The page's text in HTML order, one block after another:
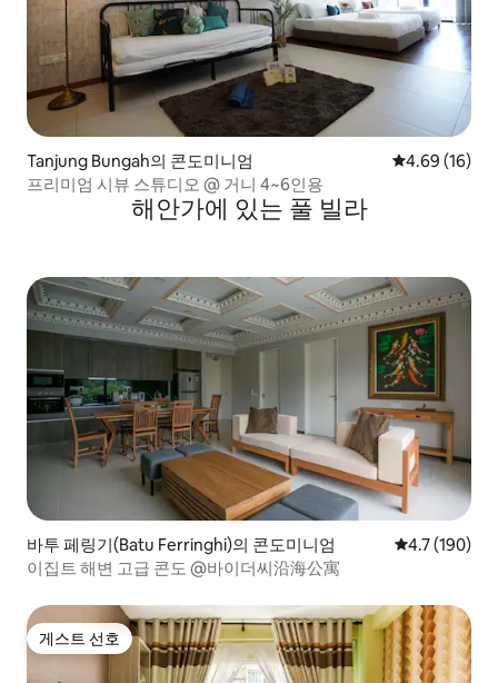
Tanjung Bungah의 콘도미니엄 평점 4.69점(5
4.69 (16)
프리미엄 시뷰 스튜디오 @ 거니 4~6인용
해안가에 있는 풀 빌라
바투 페링기(Batu Ferringhi)의 콘도미니엄 평점 4.7점(5
4.7 (190)
이집트 해변 고급 콘도 @바이더씨沿海公寓
게스트 선호
게스트 선호